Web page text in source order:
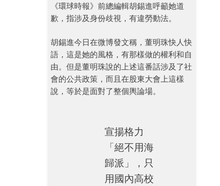
《環球時報》前總編輯胡錫進呼籲她道
歉，指涉及身份歧視，有違勞動法。
胡錫進今日在微博發文稱，董明珠快人快
語，這是她的風格，有那樣做的權利和自
由。但是董明珠說的上述這番話涉及了社
會的公共政策，而且在股東大會上這樣
說，等於是面對了整個輿論場。
宣揚格力
「絕不用海
歸派」，只
用國內高校